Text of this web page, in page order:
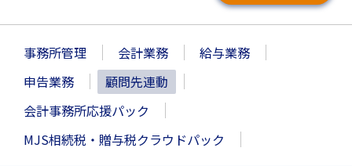
事務所管理 会計業務
給与業務
申告業務
顧問先連動
会計事務所応援パック
MJS相続税・贈与税クラウドパック